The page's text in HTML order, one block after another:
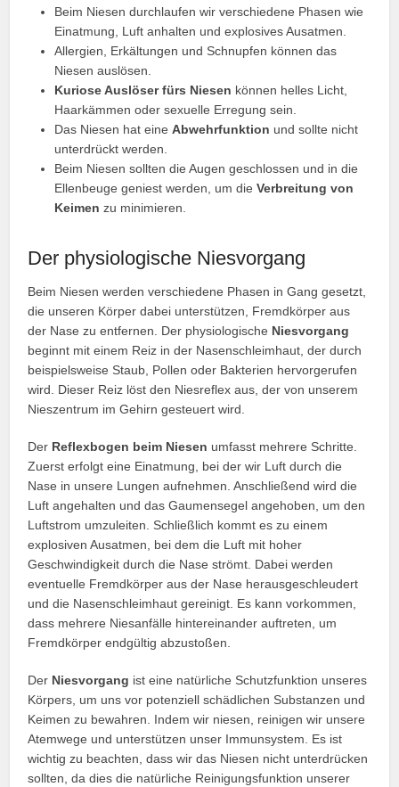
Beim Niesen durchlaufen wir verschiedene Phasen wie
Einatmung, Luft anhalten und explosives Ausatmen.
Allergien, Erkältungen und Schnupfen können das
Niesen auslösen.
Kuriose Auslöser fürs Niesen können helles Licht,
Haarkämmen oder sexuelle Erregung sein.
Das Niesen hat eineAbwehrfunktion und sollte nicht
unterdrückt werden.
Beim Niesen sollten die Augen geschlossen und in die
Ellenbeuge geniest werden, um dieVerbreitung von
Keimen zu minimieren.
Der physiologische Niesvorgang
Beim Niesen werden verschiedene Phasen in Gang gesetzt,
die unseren Körper dabei unterstützen, Fremdkörper aus
der Nase zu entfernen. Der physiologische Niesvorgang
beginnt mit einem Reiz in der Nasenschleimhaut, der durch
beispielsweise Staub, Pollen oder Bakterien hervorgerufen
wird. Dieser Reiz löst den Niesreflex aus, der von unserem
Nieszentrum im Gehirn gesteuert wird.
Der Reflexbogen beim Niesen umfasst mehrere Schritte.
Zuerst erfolgt eine Einatmung, bei der wir Luft durch die
Nase in unsere Lungen aufnehmen. Anschließend wird die
Luft angehalten und das Gaumensegel angehoben, um den
Luftstrom umzuleiten. Schließlich kommt es zu einem
explosiven Ausatmen, bei dem die Luft mit hoher
Geschwindigkeit durch die Nase strömt. Dabei werden
eventuelle Fremdkörper aus der Nase herausgeschleudert
und die Nasenschleimhaut gereinigt. Es kann vorkommen,
dass mehrere Niesanfälle hintereinander auftreten, um
Fremdkörper endgültig abzustoßen.
Der Niesvorgang ist eine natürliche Schutzfunktion unseres
Körpers, um uns vor potenziell schädlichen Substanzen und
Keimen zu bewahren. Indem wir niesen, reinigen wir unsere
Atemwege und unterstützen unser Immunsystem. Es ist
wichtig zu beachten, dass wir das Niesen nicht unterdrücken
sollten, da dies die natürliche Reinigungsfunktion unserer